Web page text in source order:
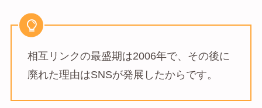
相互リンクの最盛期は2006年で、その後に
廃れた理由はSNSが発展したからです。